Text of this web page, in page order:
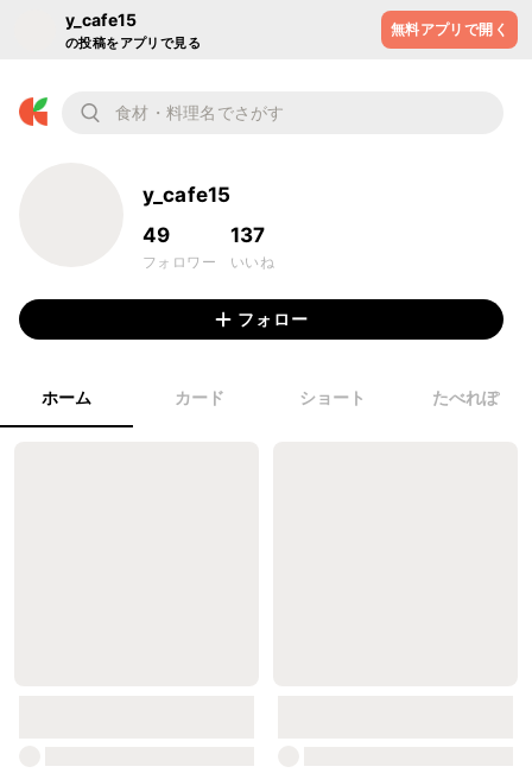
y_cafe15
の投稿をアプリで見る
無料アプリで開く
y_cafe15
49
フォロワー
137
いいね
フォロー
ホーム カード ショート たべれぽ